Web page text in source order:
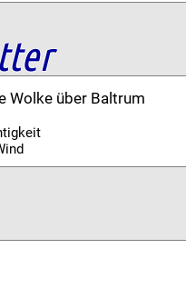
Wolke über Baltrum